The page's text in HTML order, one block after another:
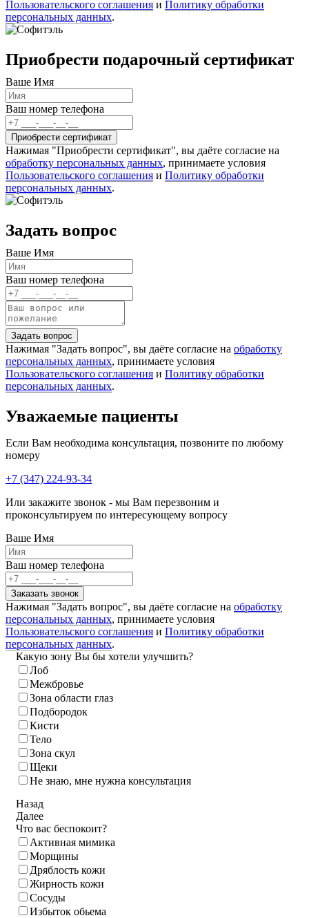
Пользовательского соглашения и Политику обработки
персональных данных.
Приобрести подарочный сертификат
Ваше Имя
Ваш номер телефона
Нажимая "Приобрести сертификат", вы даёте согласие на
обработку персональных данных, принимаете условия
Пользовательского соглашения и Политику обработки
персональных данных.
Задать вопрос
Ваше Имя
Ваш номер телефона
Нажимая "Задать вопрос", вы даёте согласие на обработку
персональных данных, принимаете условия
Пользовательского соглашения и Политику обработки
персональных данных.
Уважаемые пациенты
Если Вам необходима консультация, позвоните по любому
номеру
+7 (347) 224-93-34
Или закажите звонок - мы Вам перезвоним и
проконсультируем по интересующему вопросу
Ваше Имя
Ваш номер телефона
Нажимая "Задать вопрос", вы даёте согласие на обработку
персональных данных, принимаете условия
Пользовательского соглашения и Политику обработки
персональных данных.
Какую зону Вы бы хотели улучшить?
Лоб
Межбровье
Зона области глаз
Подбородок
Кисти
Тело
Зона скул
Щеки
Не знаю, мне нужна консультация
Назад
Далее
Что вас беспокоит?
Активная мимика
Морщины
Дряблость кожи
Жирность кожи
Сосуды
Избыток обьема